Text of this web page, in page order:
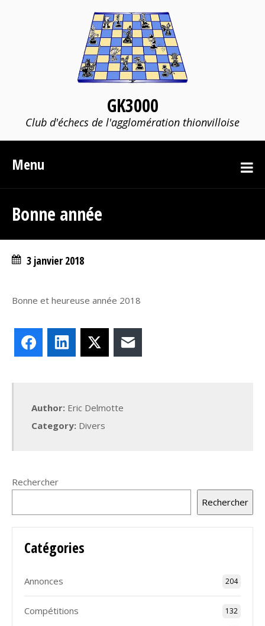
GK3000
Club d'échecs de l'agglomération thionvilloise
Menu
Bonne année
3 janvier 2018
Bonne et heureuse année 2018
FacebookLinkedIn
Author: Eric Delmotte
Category: Divers
Rechercher
Rechercher
Catégories
Annonces 204
Compétitions 132